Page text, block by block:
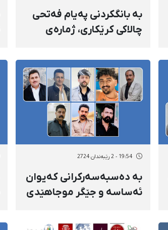
بە بانگکردنی پەیام فەتحی
چالاکی کرێکاری، ژمارەی
بانگکراوانی سنە گەیشتە ١٦
کەس
19:54 - 2 رێبەندان 2724
بە دەسبەسەرکرانی کەیوان
ئەساسە و جێگر موجاهێدی
پیرانشار گەیشتە ٨ کەس